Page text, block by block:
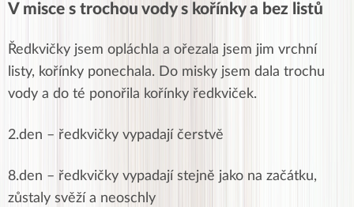
V misce s trochou vody s kořínky a bez listů
Ředkvičky jsem opláchla a ořezala jsem jim vrchní
listy, kořínky ponechala. Do misky jsem dala trochu
vody a do té ponořila kořínky ředkviček.
2.den – ředkvičky vypadají čerstvě
8.den – ředkvičky vypadají stejně jako na začátku,
zůstaly svěží a neoschly